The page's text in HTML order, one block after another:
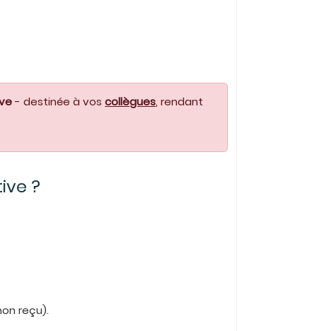
- destinée à voscollègues, rendant
?
reçu).